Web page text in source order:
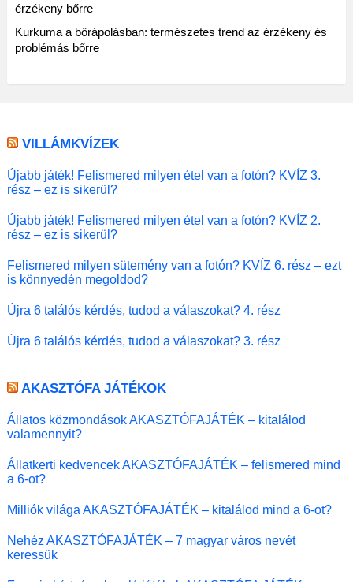
érzékeny bőrre
Kurkuma a bőrápolásban: természetes trend az érzékeny és
problémás bőrre
VILLÁMKVÍZEK
Újabb játék! Felismered milyen étel van a fotón? KVÍZ 3.
rész – ez is sikerül?
Újabb játék! Felismered milyen étel van a fotón? KVÍZ 2.
rész – ez is sikerül?
Felismered milyen sütemény van a fotón? KVÍZ 6. rész – ezt
is könnyedén megoldod?
Újra 6 találós kérdés, tudod a válaszokat? 4. rész
Újra 6 találós kérdés, tudod a válaszokat? 3. rész
AKASZTÓFA JÁTÉKOK
Állatos közmondások AKASZTÓFAJÁTÉK – kitalálod
valamennyit?
Állatkerti kedvencek AKASZTÓFAJÁTÉK – felismered mind
a 6-ot?
Milliók világa AKASZTÓFAJÁTÉK – kitalálod mind a 6-ot?
Nehéz AKASZTÓFAJÁTÉK – 7 magyar város nevét
keressük